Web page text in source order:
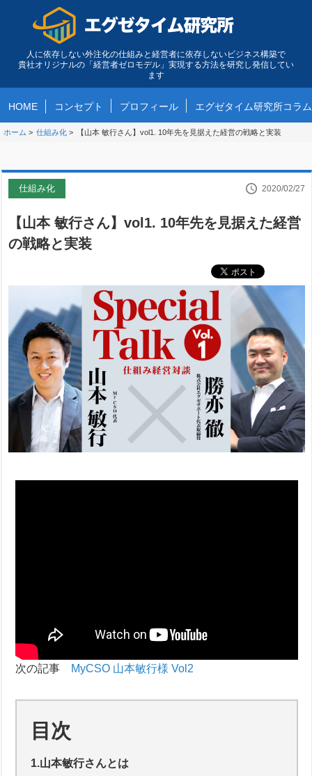
人に依存しない外注化の仕組みと経営者に依存しないビジネス構築で
貴社オリジナルの「経営者ゼロモデル」実現する方法を研究し発信してい
ます
HOME コンセプト プロフィール エグゼタイム研究所コラム
ホーム > 仕組み化 > 【山本 敏行さん】vol1. 10年先を見据えた経営の戦略と実装
仕組み化 2020/02/27
【山本 敏行さん】vol1. 10年先を見据えた経営
の戦略と実装
次の記事 MyCSO 山本敏行様 Vol2
目次
1.山本敏行さんとは